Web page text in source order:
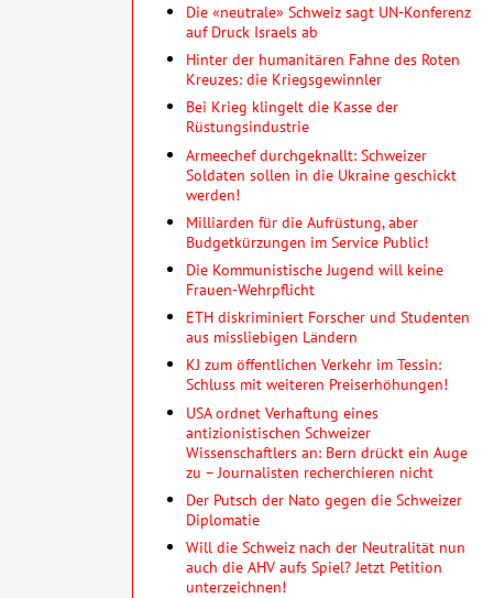
Die «neutrale» Schweiz sagt UN-Konferenz
auf Druck Israels ab
Hinter der humanitären Fahne des Roten
Kreuzes: die Kriegsgewinnler
Bei Krieg klingelt die Kasse der
Rüstungsindustrie
Armeechef durchgeknallt: Schweizer
Soldaten sollen in die Ukraine geschickt
werden!
Milliarden für die Aufrüstung, aber
Budgetkürzungen im Service Public!
Die Kommunistische Jugend will keine
Frauen-Wehrpflicht
ETH diskriminiert Forscher und Studenten
aus missliebigen Ländern
KJ zum öffentlichen Verkehr im Tessin:
Schluss mit weiteren Preiserhöhungen!
USA ordnet Verhaftung eines
antizionistischen Schweizer
Wissenschaftlers an: Bern drückt ein Auge
zu – Journalisten recherchieren nicht
Der Putsch der Nato gegen die Schweizer
Diplomatie
Will die Schweiz nach der Neutralität nun
auch die AHV aufs Spiel? Jetzt Petition
unterzeichnen!